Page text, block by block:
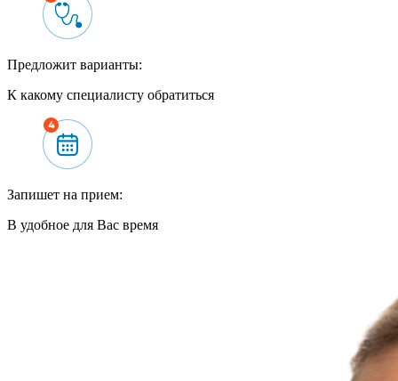
Предложит варианты:
К какому специалисту обратиться
Запишет на прием:
В удобное для Вас время